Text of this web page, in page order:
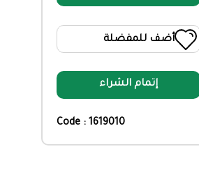
أضف للمفضلة
إتمام الشراء
Code : 1619010